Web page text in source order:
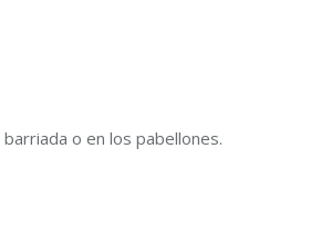
o en los pabellones.